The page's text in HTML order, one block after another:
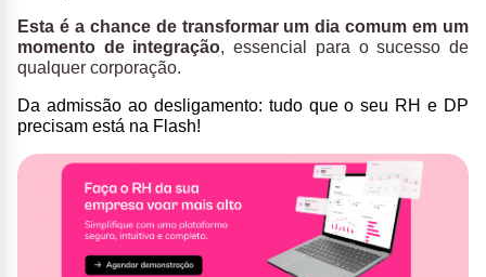
Esta é a chance de transformar um dia comum em um
momento de integração, essencial para o sucesso de
qualquer corporação.
Da admissão ao desligamento: tudo que o seu RH e DP
precisam está na Flash!